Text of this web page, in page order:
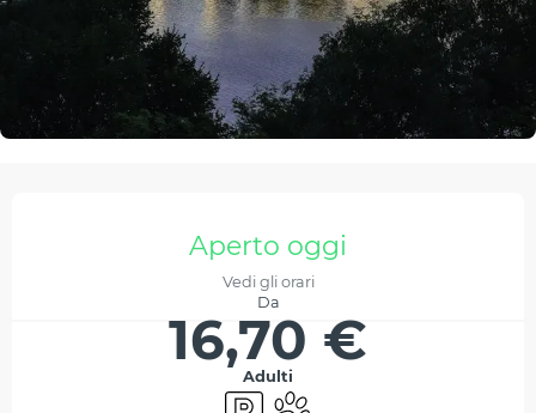
Orari e contattiAperto oggi
Vedi gli orari
Da
16,70 €
Adulti
ParcheggioAnimali ammessi